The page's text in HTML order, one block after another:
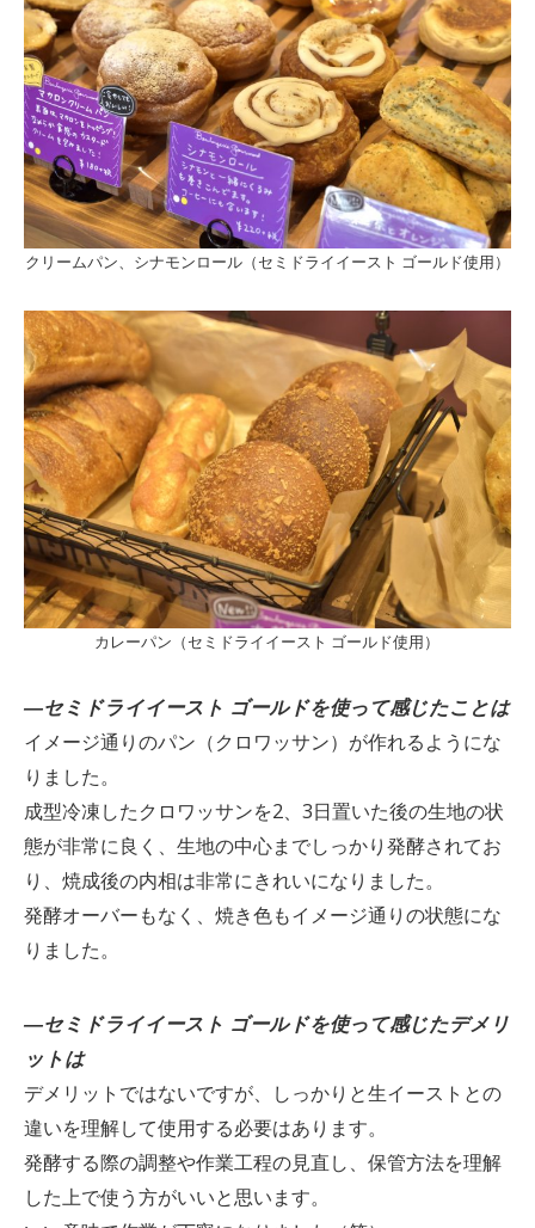
クリームパン、シナモンロール（セミドライイースト ゴールド使用）
カレーパン（セミドライイースト ゴールド使用）
―セミドライイースト ゴールドを使って感じたことは
イメージ通りのパン（クロワッサン）が作れるようにな
りました。
成型冷凍したクロワッサンを2、3日置いた後の生地の状
態が非常に良く、生地の中心までしっかり発酵されてお
り、焼成後の内相は非常にきれいになりました。
発酵オーバーもなく、焼き色もイメージ通りの状態にな
りました。
―セミドライイースト ゴールドを使って感じたデメリ
ットは
デメリットではないですが、しっかりと生イーストとの
違いを理解して使用する必要はあります。
発酵する際の調整や作業工程の見直し、保管方法を理解
した上で使う方がいいと思います。